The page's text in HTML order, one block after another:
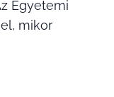
Egyetemi
mikor